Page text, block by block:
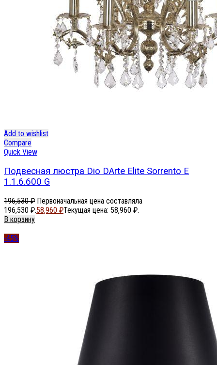
Add to wishlist
Compare
Quick View
Подвесная люстра Dio DArte Elite Sorrento E
1.1.6.600 G
196,530₽ Первоначальная цена составляла
196,530 ₽.58,960 ₽Текущая цена: 58,960 ₽.
В корзину
-45%